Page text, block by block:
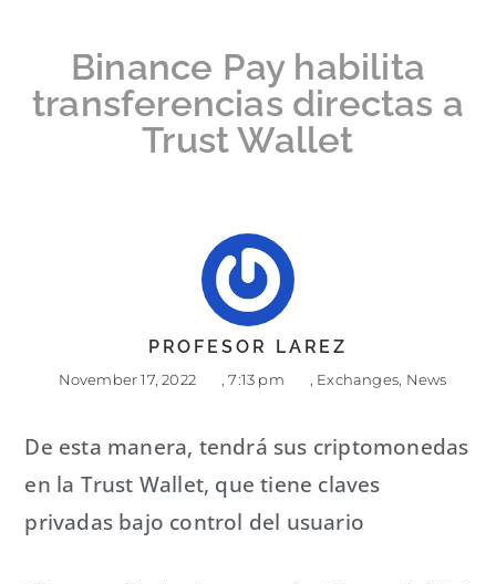
Binance Pay habilita
transferencias directas a
Trust Wallet
PROFESOR LAREZ
November 17, 2022 7:13 pm Exchanges News
De esta manera, tendrá sus criptomonedas
en la Trust Wallet, que tiene claves
privadas bajo control del usuario